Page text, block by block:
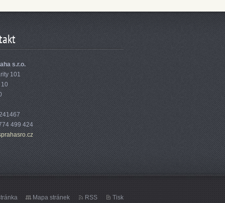
s.r.o.
101
10
499 424
rahasro.cz
Mapa stránek RSS Tisk